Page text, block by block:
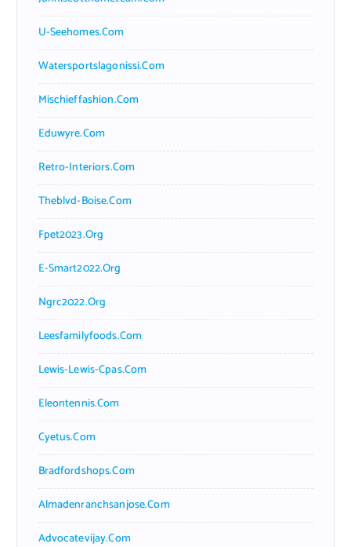
U-Seehomes.com
Watersportslagonissi.com
Mischieffashion.com
Eduwyre.com
Retro-Interiors.com
Theblvd-Boise.com
Fpet2023.org
E-Smart2022.org
Ngrc2022.org
Leesfamilyfoods.com
Lewis-Lewis-Cpas.com
Eleontennis.com
Cyetus.com
Bradfordshops.com
Almadenranchsanjose.com
Advocatevijay.com